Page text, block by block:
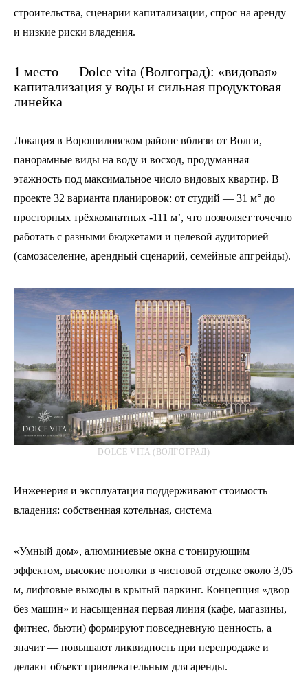
строительства, сценарии капитализации, спрос на аренду
и низкие риски владения.
1 место — Dolce vita (Волгоград): «видовая»
капитализация у воды и сильная продуктовая
линейка
Локация в Ворошиловском районе вблизи от Волги,
панорамные виды на воду и восход, продуманная
этажность под максимальное число видовых квартир. В
проекте 32 варианта планировок: от студий — 31 м° до
просторных трёхкомнатных -111 м’, что позволяет точечно
работать с разными бюджетами и целевой аудиторией
(самозаселение, арендный сценарий, семейные апгрейды).
DOLCE VITA (ВОЛГОГРАД)
Инженерия и эксплуатация поддерживают стоимость
владения: собственная котельная, система
«Умный дом», алюминиевые окна с тонирующим
эффектом, высокие потолки в чистовой отделке около 3,05
м, лифтовые выходы в крытый паркинг. Концепция «двор
без машин» и насыщенная первая линия (кафе, магазины,
фитнес, бьюти) формируют повседневную ценность, а
значит — повышают ликвидность при перепродаже и
делают объект привлекательным для аренды.